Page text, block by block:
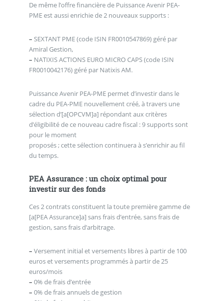
De même l’offre financière de Puissance Avenir PEA-
PME est aussi enrichie de 2 nouveaux supports :
– SEXTANT PME (code ISIN FR0010547869) géré par
Amiral Gestion,
– NATIXIS ACTIONS EURO MICRO CAPS (code ISIN
FR0010042176) géré par Natixis AM.
Puissance Avenir PEA-PME permet d’investir dans le
cadre du PEA-PME nouvellement créé, à travers une
sélection d’[a[OPCVM]a] répondant aux critères
d’éligibilité de ce nouveau cadre fiscal : 9 supports sont
pour le moment
proposés ; cette sélection continuera à s’enrichir au fil
du temps.
PEA Assurance : un choix optimal pour
investir sur des fonds
Ces 2 contrats constituent la toute première gamme de
[a[PEA Assurance]a] sans frais d’entrée, sans frais de
gestion, sans frais d’arbitrage.
– Versement initial et versements libres à partir de 100
euros et versements programmés à partir de 25
euros/mois
– 0% de frais d’entrée
– 0% de frais annuels de gestion